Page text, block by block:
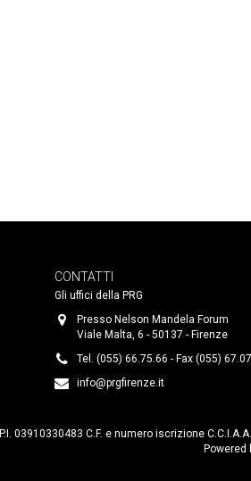
CONTATTI
Gli uffici della PRG
Presso Nelson Mandela Forum
Viale Malta, 6 - 50137 - Firenze
Tel. (055) 66.75.66 - Fax (055)
info@prgfirenze.it
03910330483 C.F. e numero iscrizione
Powered